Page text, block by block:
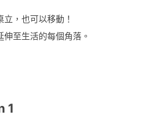
，也可以移動！
至生活的每個角落。
1